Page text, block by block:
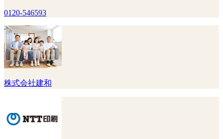
0120-546593
株式会社建和